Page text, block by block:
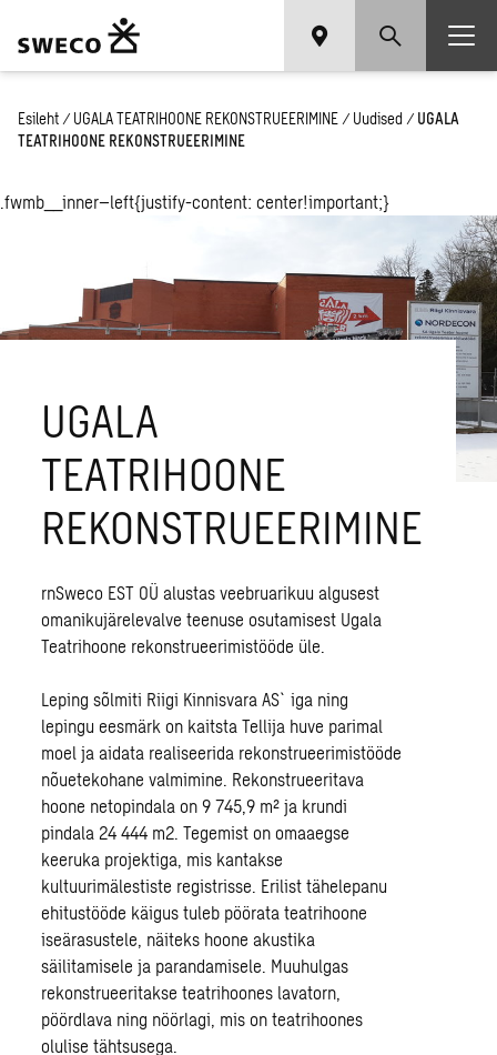
Esileht / UGALA TEATRIHOONE REKONSTRUEERIMINE / Uudised / UGALA
TEATRIHOONE REKONSTRUEERIMINE
.fwmb__inner–left{justify-content: center!important;}
UGALA
TEATRIHOONE
REKONSTRUEERIMINE
rnSweco EST OÜ alustas veebruarikuu algusest
omanikujärelevalve teenuse osutamisest Ugala
Teatrihoone rekonstrueerimistööde üle.
Leping sõlmiti Riigi Kinnisvara AS`iga ning
lepingu eesmärk on kaitsta Tellija huve parimal
moel ja aidata realiseerida rekonstrueerimistööde
nõuetekohane valmimine. Rekonstrueeritava
hoone netopindala on 9 745,9 m² ja krundi
pindala 24 444 m2. Tegemist on omaaegse
keeruka projektiga, mis kantakse
kultuurimälestiste registrisse. Erilist tähelepanu
ehitustööde käigus tuleb pöörata teatrihoone
iseärasustele, näiteks hoone akustika
säilitamisele ja parandamisele. Muuhulgas
rekonstrueeritakse teatrihoones lavatorn,
pöördlava ning nöörlagi, mis on teatrihoones
olulise tähtsusega.